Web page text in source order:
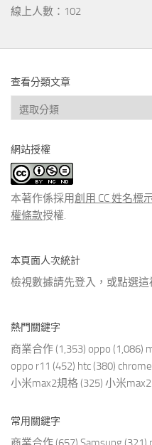
線上人數：102
查看分類文章
查
看
類
文
章
網站授權
本著作係採用創用 CC 姓名標
權條款授權.
本頁面人次統計
檢視數據請先登入，或點選這
熱門關鍵字
商業合作 (1,353) oppo (1,086)
oppo r11 (452) htc (380)
小米max2規格 (325) 小米max2
常用關鍵字